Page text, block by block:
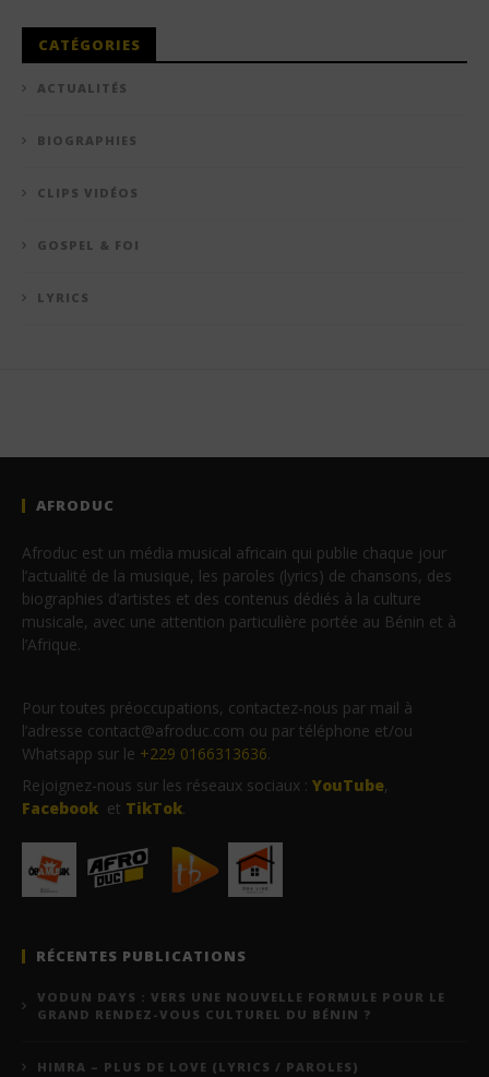
CATÉGORIES
ACTUALITÉS
BIOGRAPHIES
CLIPS VIDÉOS
GOSPEL & FOI
LYRICS
AFRODUC
Afroduc est un média musical africain qui publie chaque jour
l’actualité de la musique, les paroles (lyrics) de chansons, des
biographies d’artistes et des contenus dédiés à la culture
musicale, avec une attention particulière portée au Bénin et à
l’Afrique.
Pour toutes préoccupations, contactez-nous par mail à
l’adresse contact@afroduc.com ou par téléphone et/ou
Whatsapp sur le +229 0166313636.
Rejoignez-nous sur les réseaux sociaux : YouTube,
Facebook et TikTok.
RÉCENTES PUBLICATIONS
VODUN DAYS : VERS UNE NOUVELLE FORMULE POUR LE
GRAND RENDEZ-VOUS CULTUREL DU BÉNIN ?
HIMRA – PLUS DE LOVE (LYRICS / PAROLES)